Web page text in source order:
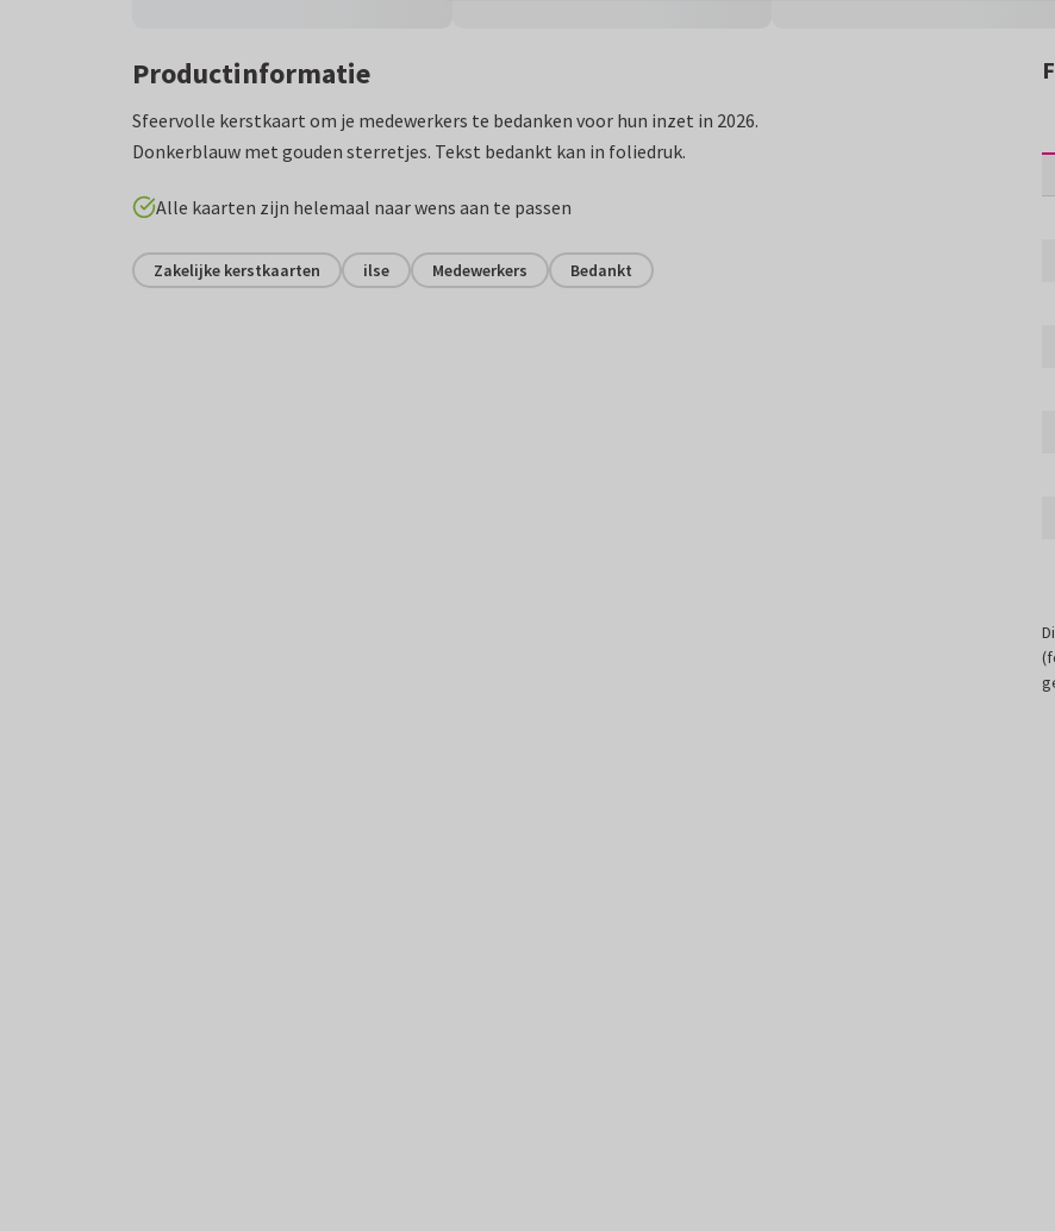
Productinformatie
Sfeervolle kerstkaart om je medewerkers te bedanken voor hun inzet in 2026.
Donkerblauw met gouden sterretjes. Tekst bedankt kan in foliedruk.
Alle kaarten zijn helemaal naar wens aan te passen
Zakelijke kerstkaarten ilse Medewerkers Bedankt